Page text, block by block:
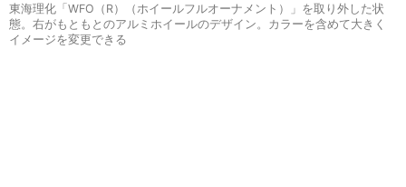
東海理化「WFO（R）（ホイールフルオーナメント）」を取り外した状
態。右がもともとのアルミホイールのデザイン。カラーを含めて大きく
イメージを変更できる